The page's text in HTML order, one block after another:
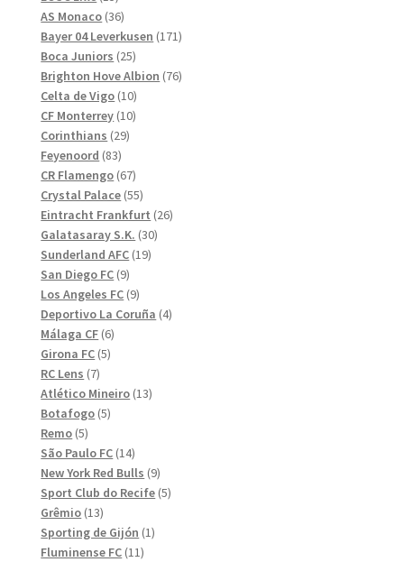
produkter
AS Monaco 3636
produkter
Bayer 04 Leverkusen 171171
Boca Juniors 2525
produkter
Brighton Hove Albion 7676
Celta de Vigo 1010
produkter
CF Monterrey 1010
Corinthians 2929
Feyenoord 8383
produkter
CR Flamengo 6767
produkter
Crystal Palace 5555
produkter
Eintracht Frankfurt 2626
Galatasaray S.K. 3030
Sunderland AFC 1919
San Diego FC 99
produkter
Los Angeles FC 99
produkter
Deportivo La Coruña 44
Málaga CF 66
Girona FC 55
RC Lens 77
produkter
Atlético Mineiro 1313
Botafogo 55
Remo 55
produkter
São Paulo FC 1414
produkter
New York Red Bulls 99
produkter
Sport Club do Recife 55
Grêmio 1313
produkter
Sporting de Gijón 11
Fluminense FC 1111